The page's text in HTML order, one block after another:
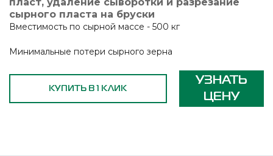
сырного пласта на бруски
Вместимость по сырной массе - 500 кг
Минимальные потери сырного зерна
КУПИТЬ В 1 КЛИК
УЗНАТЬ
ЦЕНУ